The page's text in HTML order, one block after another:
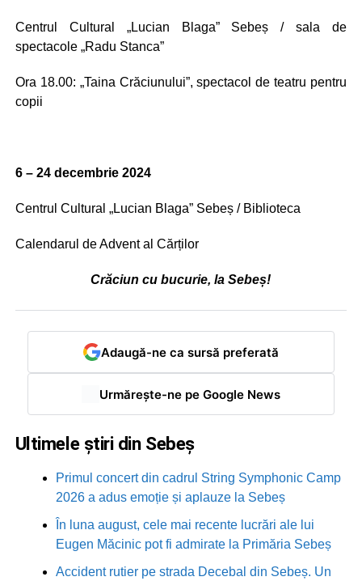
Centrul Cultural „Lucian Blaga” Sebeș / sala de
spectacole „Radu Stanca”
Ora 18.00: „Taina Crăciunului”, spectacol de teatru pentru
copii
6 – 24 decembrie 2024
Centrul Cultural „Lucian Blaga” Sebeș / Biblioteca
Calendarul de Advent al Cărților
Crăciun cu bucurie, la Sebeș!
Adaugă-ne ca sursă preferată
Urmărește-ne pe Google News
Ultimele știri din Sebeș
Primul concert din cadrul String Symphonic Camp
2026 a adus emoție și aplauze la Sebeș
În luna august, cele mai recente lucrări ale lui
Eugen Măcinic pot fi admirate la Primăria Sebeș
Accident rutier pe strada Decebal din Sebeș. Un